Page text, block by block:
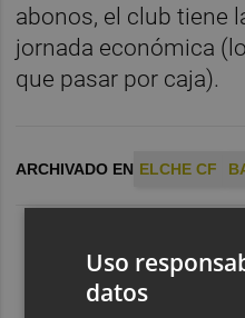
abonos, el club tiene
jornada económica
que pasar por caja).
ARCHIVADO EN ELCHE CF
Uso
datos